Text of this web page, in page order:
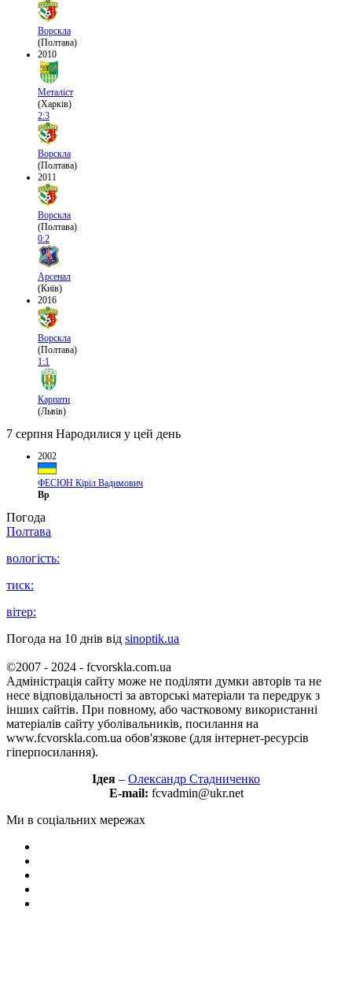
Ворскла
(Полтава)
2010
Металіст
(Харків)
2:3
Ворскла
(Полтава)
2011
Ворскла
(Полтава)
0:2
Арсенал
(Київ)
2016
Ворскла
(Полтава)
1:1
Карпати
(Львів)
7 серпня Народилися у цей день
2002
ФЕСЮН Кіріл Вадимович
Вр
Погода
Полтава
вологість:
тиск:
вітер:
Погода на 10 днів від sinoptik.ua
©2007 - 2024 - fcvorskla.com.ua
Адміністрація сайту може не поділяти думки авторів та не
несе відповідальності за авторські матеріали та передрук з
інших сайтів. При повному, або частковому використанні
матеріалів сайту уболівальників, посилання на
www.fcvorskla.com.ua обов'язкове (для інтернет-ресурсів
гіперпосилання).
Ідея – Олександр Стадниченко
E-mail: fcvadmin@ukr.net
Ми в соціальних мережах